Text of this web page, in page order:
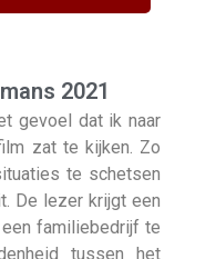
2021
gevoel dat ik naar
zat te kijken. Zo
te schetsen
De lezer krijgt een
familiebedrijf te
tussen het